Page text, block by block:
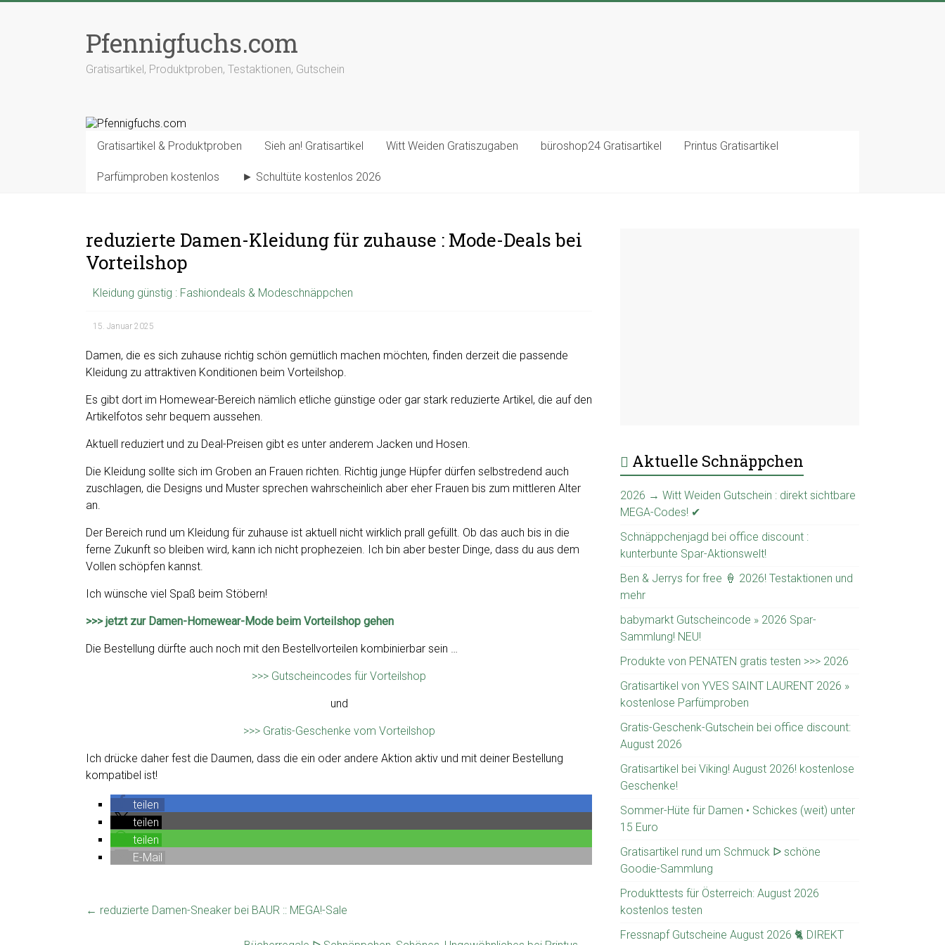
Pfennigfuchs.com
Gratisartikel, Produktproben, Testaktionen, Gutschein
Gratisartikel & Produktproben Sieh an! Gratisartikel Witt Weiden Gratiszugaben büroshop24 Gratisartikel Printus Gratisartikel
Parfümproben kostenlos ► Schultüte kostenlos 2026
reduzierte Damen-Kleidung für zuhause : Mode-Deals bei
Vorteilshop
Kleidung günstig : Fashiondeals & Modeschnäppchen
15. Januar 2025
Damen, die es sich zuhause richtig schön gemütlich machen möchten, finden derzeit die passende
Kleidung zu attraktiven Konditionen beim Vorteilshop.
Es gibt dort im Homewear-Bereich nämlich etliche günstige oder gar stark reduzierte Artikel, die auf den
Artikelfotos sehr bequem aussehen.
Aktuell reduziert und zu Deal-Preisen gibt es unter anderem Jacken und Hosen.
Die Kleidung sollte sich im Groben an Frauen richten. Richtig junge Hüpfer dürfen selbstredend auch
zuschlagen, die Designs und Muster sprechen wahrscheinlich aber eher Frauen bis zum mittleren Alter
an.
Der Bereich rund um Kleidung für zuhause ist aktuell nicht wirklich prall gefüllt. Ob das auch bis in die
ferne Zukunft so bleiben wird, kann ich nicht prophezeien. Ich bin aber bester Dinge, dass du aus dem
Vollen schöpfen kannst.
Ich wünsche viel Spaß beim Stöbern!
>>> jetzt zur Damen-Homewear-Mode beim Vorteilshop gehen
Die Bestellung dürfte auch noch mit den Bestellvorteilen kombinierbar sein …
>>> Gutscheincodes für Vorteilshop
und
>>> Gratis-Geschenke vom Vorteilshop
Ich drücke daher fest die Daumen, dass die ein oder andere Aktion aktiv und mit deiner Bestellung
kompatibel ist!
teilen
teilen
teilen
E-Mail
← reduzierte Damen-Sneaker bei BAUR :: MEGA!-Sale
Aktuelle Schnäppchen
2026 → Witt Weiden Gutschein : direkt sichtbare
MEGA-Codes! ✔
Schnäppchenjagd bei office discount :
kunterbunte Spar-Aktionswelt!
Ben & Jerrys for free 🍦 2026! Testaktionen und
mehr
babymarkt Gutscheincode » 2026 Spar-
Sammlung! NEU!
Produkte von PENATEN gratis testen >>> 2026
Gratisartikel von YVES SAINT LAURENT 2026 »
kostenlose Parfümproben
Gratis-Geschenk-Gutschein bei office discount:
August 2026
Gratisartikel bei Viking! August 2026! kostenlose
Geschenke!
Sommer-Hüte für Damen • Schickes (weit) unter
15 Euro
Gratisartikel rund um Schmuck ᐅ schöne
Goodie-Sammlung
Produkttests für Österreich: August 2026
kostenlos testen
Fressnapf Gutscheine August 2026 🐈 DIREKT